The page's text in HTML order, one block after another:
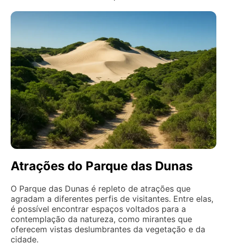
Atrações do Parque das Dunas
O Parque das Dunas é repleto de atrações que
agradam a diferentes perfis de visitantes. Entre elas,
é possível encontrar espaços voltados para a
contemplação da natureza, como mirantes que
oferecem vistas deslumbrantes da vegetação e da
cidade.